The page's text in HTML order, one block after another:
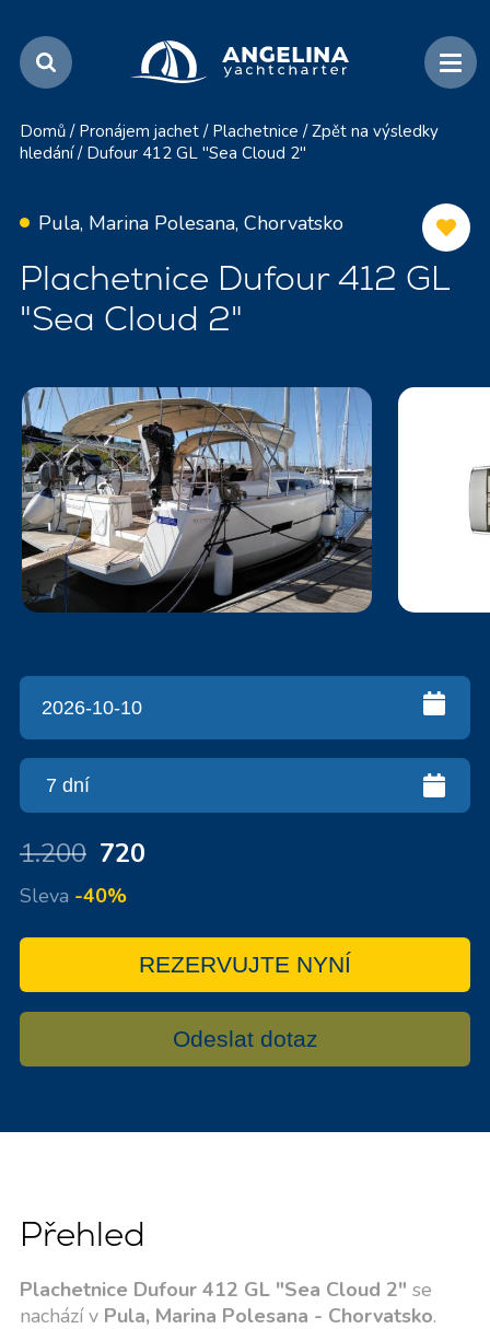
Domů / Pronájem jachet / Plachetnice / Zpět na výsledky
hledání / Dufour 412 GL "Sea Cloud 2"
Pula, Marina Polesana, Chorvatsko
Plachetnice Dufour 412 GL
"Sea Cloud 2"
1.200 720
Sleva -40%
REZERVUJTE NYNÍ
Odeslat dotaz
Přehled
Plachetnice Dufour 412 GL "Sea Cloud 2" se
nachází v Pula, Marina Polesana - Chorvatsko.